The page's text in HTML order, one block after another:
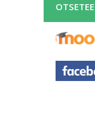
OTSETEE